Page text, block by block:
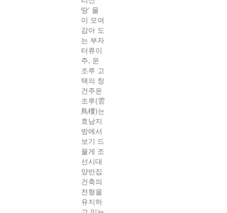
땅' 물
이 모여
감아 도
는 부자
터류이
주, 운
조루 고
택의 창
건주운
조루(雲
鳥樓)는
호남지
방에서
보기 드
물게 조
선시대
양반집
건축의
전형을
유지하